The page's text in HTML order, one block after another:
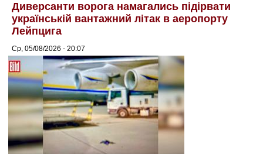
Диверсанти ворога намагались підірвати
українській вантажний літак в аеропорту
Лейпцига
Ср, 05/08/2026 - 20:07